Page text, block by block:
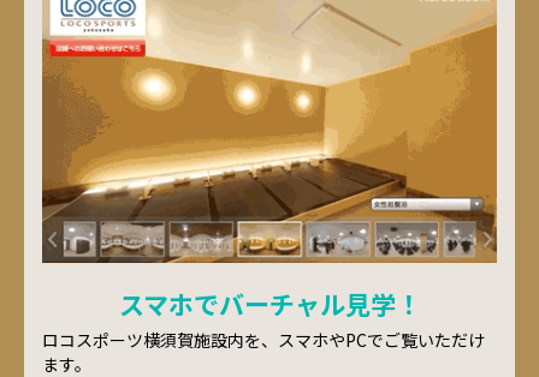
スマホでバーチャル見学！
ロコスポーツ横須賀施設内を、スマホやPCでご覧いただけ
ます。